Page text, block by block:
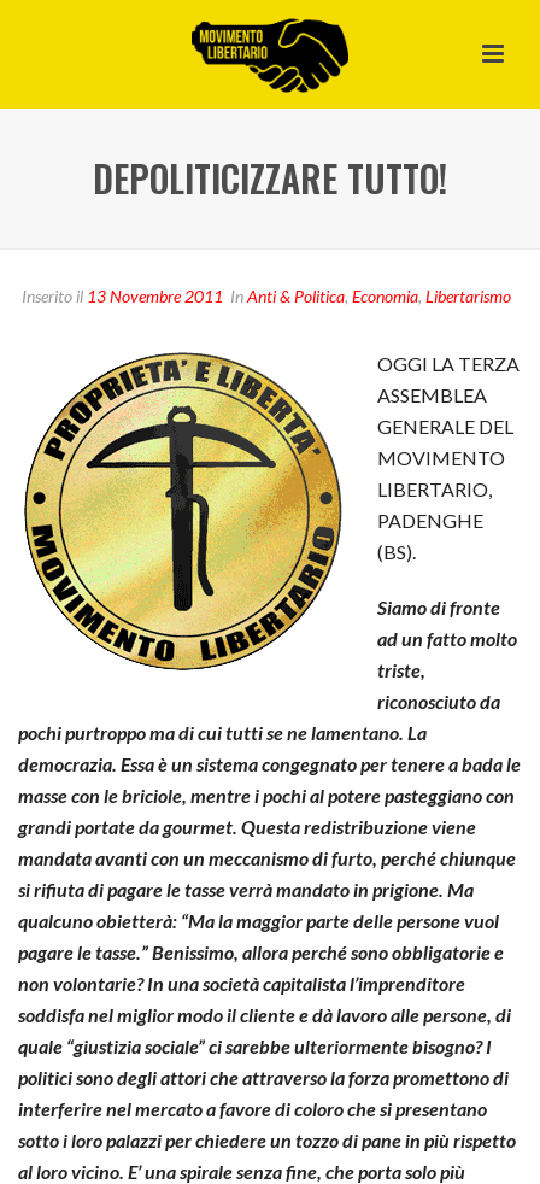
DEPOLITICIZZARE TUTTO!
Inserito il 13 Novembre 2011 InAnti & Politica, Economia, Libertarismo
OGGI LA TERZA
ASSEMBLEA
GENERALE DEL
MOVIMENTO
LIBERTARIO,
PADENGHE
(BS).
Siamo di fronte
ad un fatto molto
triste,
riconosciuto da
pochi purtroppo ma di cui tutti se ne lamentano. La
democrazia. Essa è un sistema congegnato per tenere a bada le
masse con le briciole, mentre i pochi al potere pasteggiano con
grandi portate da gourmet. Questa redistribuzione viene
mandata avanti con un meccanismo di furto, perché chiunque
si rifiuta di pagare le tasse verrà mandato in prigione. Ma
qualcuno obietterà: “Ma la maggior parte delle persone vuol
pagare le tasse.” Benissimo, allora perché sono obbligatorie e
non volontarie? In una società capitalista l’imprenditore
soddisfa nel miglior modo il cliente e dà lavoro alle persone, di
quale “giustizia sociale” ci sarebbe ulteriormente bisogno? I
politici sono degli attori che attraverso la forza promettono di
interferire nel mercato a favore di coloro che si presentano
sotto i loro palazzi per chiedere un tozzo di pane in più rispetto
al loro vicino. E’ una spirale senza fine, che porta solo più